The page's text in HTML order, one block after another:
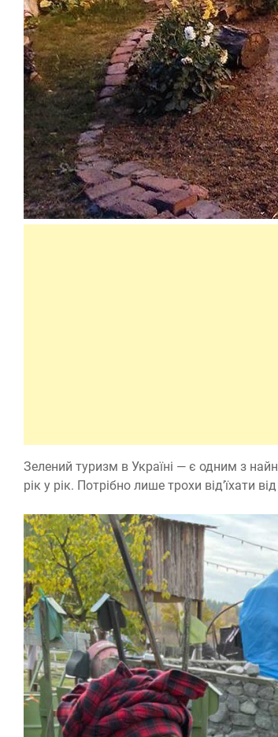
Зелений туризм в Україні — є одним з
рік у рік. Потрібно лише трохи від’їхати